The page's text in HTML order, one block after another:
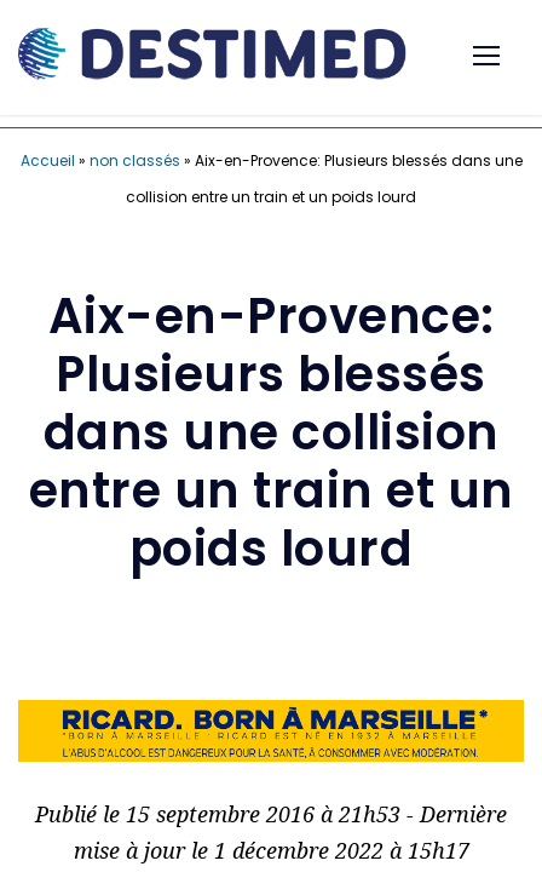
Accueil » non classés » Aix-en-Provence: Plusieurs blessés dans une
collision entre un train et un poids lourd
Aix-en-Provence:
Plusieurs blessés
dans une collision
entre un train et un
poids lourd
Publié le 15 septembre 2016 à 21h53 - Dernière
mise à jour le 1 décembre 2022 à 15h17